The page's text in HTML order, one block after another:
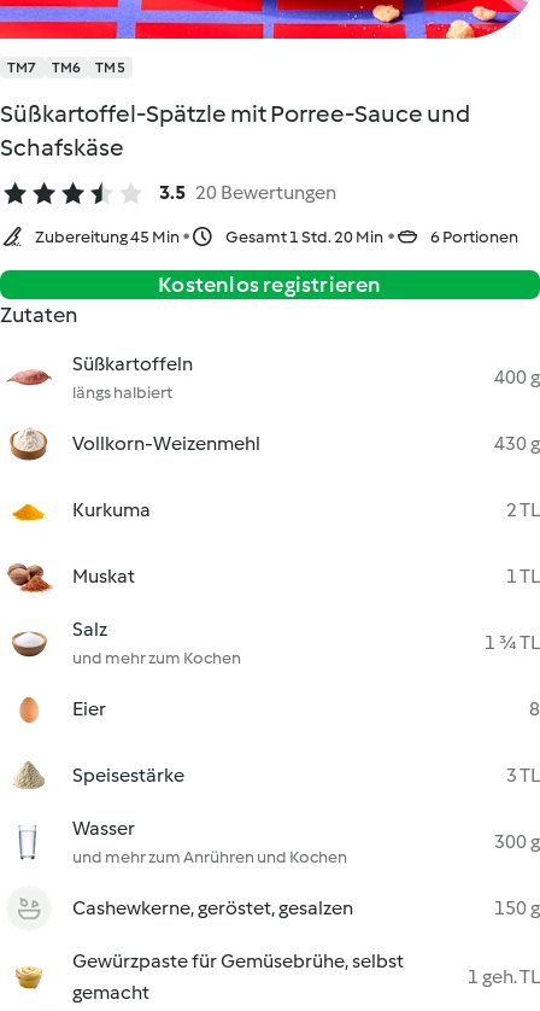
TM7 TM6 TM5
Süßkartoffel-Spätzle mit Porree-Sauce und
Schafskäse
3.5 20 Bewertungen
Zubereitung 45 Min Gesamt 1 Std. 20 Min 6 Portionen
Kostenlos registrieren
Zutaten
Süßkartoffeln
längs halbiert
400 g
Vollkorn-Weizenmehl 430 g
Kurkuma 2 TL
Muskat 1 TL
Salz
und mehr zum Kochen
1 ¾ TL
Eier 8
Speisestärke 3 TL
Wasser
und mehr zum Anrühren und Kochen
300 g
Cashewkerne, geröstet, gesalzen 150 g
Gewürzpaste für Gemüsebrühe, selbst
gemacht
1 geh. TL